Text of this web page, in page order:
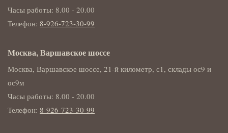
Часы работы: 8.00 - 20.00
Телефон: 8-926-723-30-99
Москва, Варшавское шоссе
Москва, Варшавское шоссе, 21-й километр, с1, склады ос9 и
ос9м
Часы работы: 8.00 - 20.00
Телефон: 8-926-723-30-99